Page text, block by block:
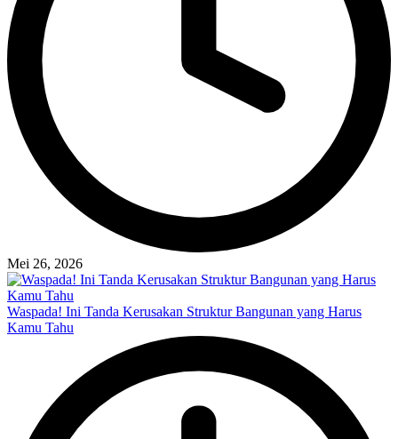
Mei 26, 2026
Waspada! Ini Tanda Kerusakan Struktur Bangunan yang Harus
Kamu Tahu